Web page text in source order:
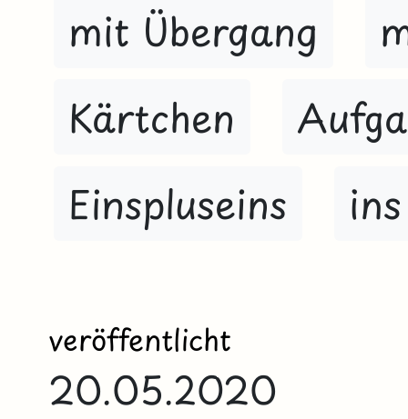
mit Übergang
Kärtchen
Einspluseins
veröffentlicht
20.05.2020